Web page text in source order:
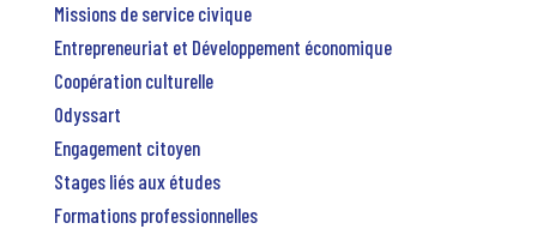
Missions de service civique
Entrepreneuriat et Développement économique
Coopération culturelle
Odyssart
Engagement citoyen
Stages liés aux études
Formations professionnelles